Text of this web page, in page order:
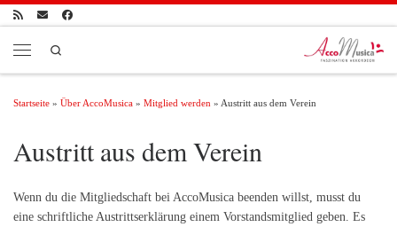
Zum Inhalt springen
Startseite » Über AccoMusica » Mitglied werden » Austritt aus dem Verein
Austritt aus dem Verein
Wenn du die Mitgliedschaft bei AccoMusica beenden willst, musst du
eine schriftliche Austrittserklärung einem Vorstandsmitglied geben. Es